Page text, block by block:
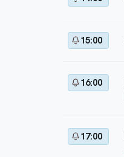
15:00
16:00
17:00